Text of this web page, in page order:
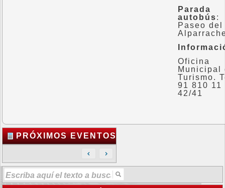
Parada
autobús:
Paseo del
Oficina
Municipal
Turismo.
91 810 11
42/41
PRÓXIMOS EVENTOS